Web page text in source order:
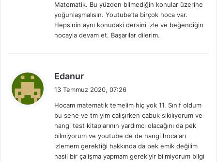
:
Matematik. Bu yüzden bilmediğin konular üzerine
yoğunlaşmalısın. Youtube’ta birçok hoca var.
Hepsinin aynı konudaki dersini izle ve beğendiğin
hocayla devam et. Başarılar dilerim.
Edanur
i
k
i
13 Temmuz 2020, 07:26
Hocam matematik temelim hiç yok 11. Sınıf oldum
bu sene ve tm yim çalışırken çabuk sıkılıyorum ve
hangi test kitaplarının yardımcı olacağını da pek
bilmiyorum ve youtube de de hangi hocaları
izlemem gerektiği hakkında da pek emik değilim
nasil bir çalişma yapmam gerekiyir bilmiyorum bilgi